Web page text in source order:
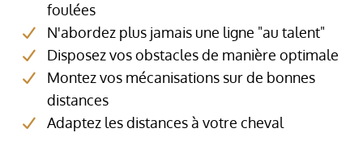
foulées
N'abordez plus jamais une ligne "au talent"
Disposez vos obstacles de manière optimale
Montez vos mécanisations sur de bonnes
distances
Adaptez les distances à votre cheval